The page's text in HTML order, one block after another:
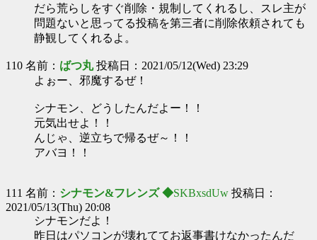
だら荒らしをすぐ削除・規制してくれるし、スレ主が
問題ないと思ってる投稿を第三者に削除依頼されても
静観してくれるよ。
110 名前： ばつ丸投稿日：2021/05/12(Wed) 23:29
よぉー、邪魔するぜ！
シナモン、どうしたんだよー！！
元気出せよ！！
んじゃ、逆立ちで帰るぜ～！！
アバヨ！！
111 名前： シナモン&フレンズ ◆SKBxsdUw 投稿日：
2021/05/13(Thu) 20:08
シナモンだよ！
昨日はパソコンが壊れててお返事書けなかったんだ